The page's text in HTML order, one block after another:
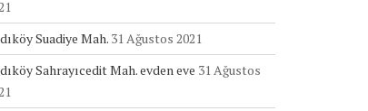
Suadiye Mah. 31 Ağustos 2021
Sahrayıcedit Mah. evden eve 31 Ağustos